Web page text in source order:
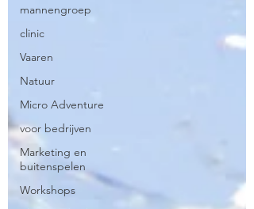
mannengroep
clinic
Vaaren
Natuur
Micro Adventure
voor bedrijven
Marketing en
buitenspelen
Workshops